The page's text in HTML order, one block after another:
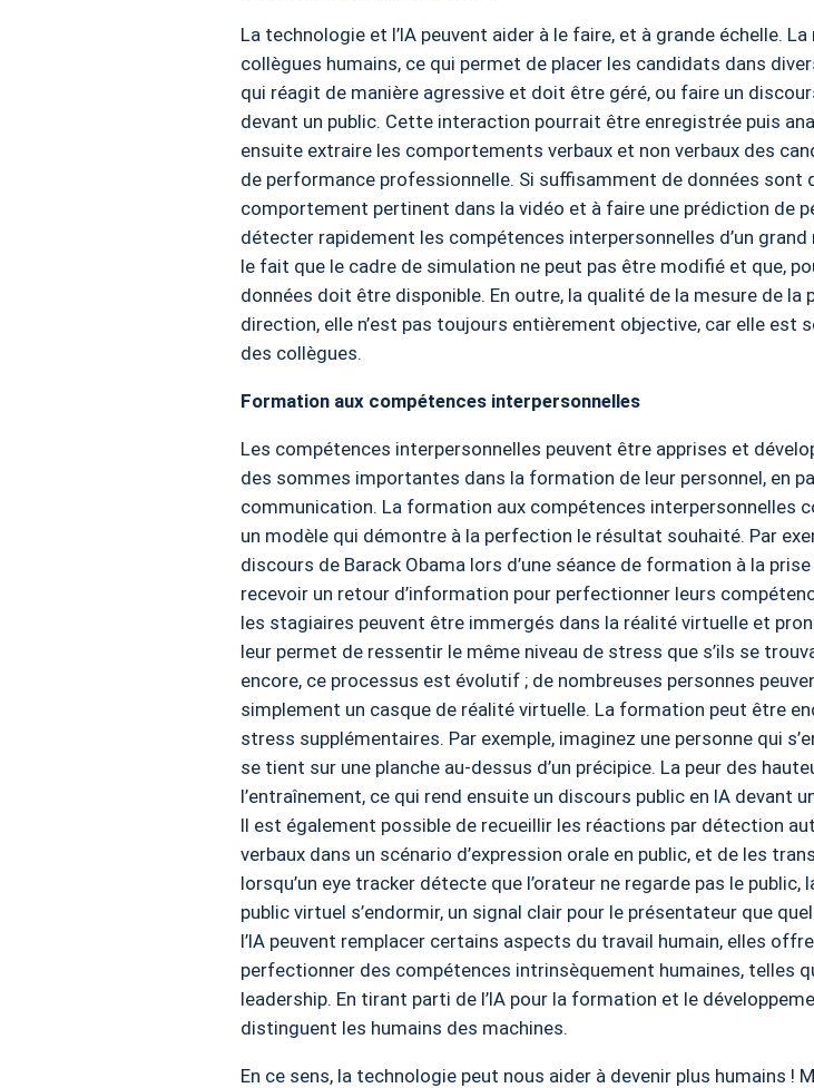
La technologie et l’IA peuvent aider à le faire, et à grande échelle.
collègues humains, ce qui permet de placer les candidats dans
qui réagit de manière agressive et doit être géré, ou faire un
devant un public. Cette interaction pourrait être enregistrée puis
ensuite extraire les comportements verbaux et non verbaux des
de performance professionnelle. Si suffisamment de données sont
comportement pertinent dans la vidéo et à faire une prédiction de
détecter rapidement les compétences interpersonnelles d’un
le fait que le cadre de simulation ne peut pas être modifié et que,
données doit être disponible. En outre, la qualité de la mesure de
direction, elle n’est pas toujours entièrement objective, car elle
des collègues.
Formation aux compétences interpersonnelles
Les compétences interpersonnelles peuvent être apprises et
des sommes importantes dans la formation de leur personnel, en
communication. La formation aux compétences interpersonnelles
un modèle qui démontre à la perfection le résultat souhaité. Par
discours de Barack Obama lors d’une séance de formation à la
recevoir un retour d’information pour perfectionner leurs
les stagiaires peuvent être immergés dans la réalité virtuelle et
leur permet de ressentir le même niveau de stress que s’ils se
encore, ce processus est évolutif ; de nombreuses personnes
simplement un casque de réalité virtuelle. La formation peut être
stress supplémentaires. Par exemple, imaginez une personne qui
se tient sur une planche au-dessus d’un précipice. La peur des
l’entraînement, ce qui rend ensuite un discours public en IA devant
Il est également possible de recueillir les réactions par détection
verbaux dans un scénario d’expression orale en public, et de les
lorsqu’un eye tracker détecte que l’orateur ne regarde pas le
public virtuel s’endormir, un signal clair pour le présentateur que
l’IA peuvent remplacer certains aspects du travail humain, elles
perfectionner des compétences intrinsèquement humaines, telles
leadership. En tirant parti de l’IA pour la formation et le
distinguent les humains des machines.
En ce sens, la technologie peut nous aider à devenir plus humains